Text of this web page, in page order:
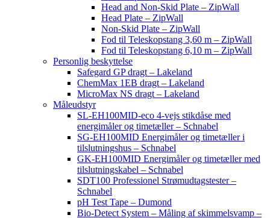
Head and Non-Skid Plate – ZipWall
Head Plate – ZipWall
Non-Skid Plate – ZipWall
Fod til Teleskopstang 3,60 m – ZipWall
Fod til Teleskopstang 6,10 m – ZipWall
Personlig beskyttelse
Safegard GP dragt – Lakeland
ChemMax 1EB dragt – Lakeland
MicroMax NS dragt – Lakeland
Måleudstyr
SL-EH100MID-eco 4-vejs stikdåse med
energimåler og timetæller – Schnabel
SG-EH100MID Energimåler og timetæller i
tilslutningshus – Schnabel
GK-EH100MID Energimåler og timetæller med
tilslutningskabel – Schnabel
SDT100 Professionel Strømudtagstester –
Schnabel
pH Test Tape – Dumond
Bio-Detect System – Måling af skimmelsvamp –